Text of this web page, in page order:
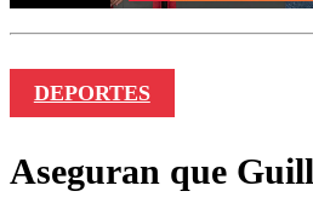
DEPORTES
Aseguran que